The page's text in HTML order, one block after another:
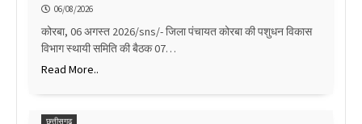
06/08/2026
कोरबा, 06 अगस्त 2026/sns/- जिला पंचायत कोरबा की पशुधन विकास
विभाग स्थायी समिति की बैठक 07…
Read More..
छत्तीसगढ़